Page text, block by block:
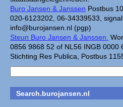
Buro Jansen & Janssen Postbus
020-6123202, 06-34339533,
info@burojansen.nl (pgp)
Steun Buro Jansen & Janssen.
0856 9868 52 of NL56 INGB 0000
Stichting Res Publica, Postbus
Search.burojansen.nl